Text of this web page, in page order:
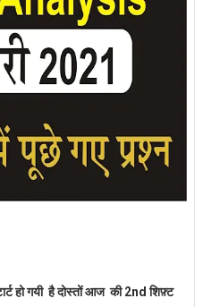
हो गयी है दोस्तों आज की 2nd शिफ़्ट